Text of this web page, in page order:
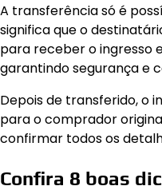
A transferência só é
significa que o
para receber o ingresso
garantindo segurança e
Depois de transferido, o
para o comprador
confirmar todos os
Confira 8 boas